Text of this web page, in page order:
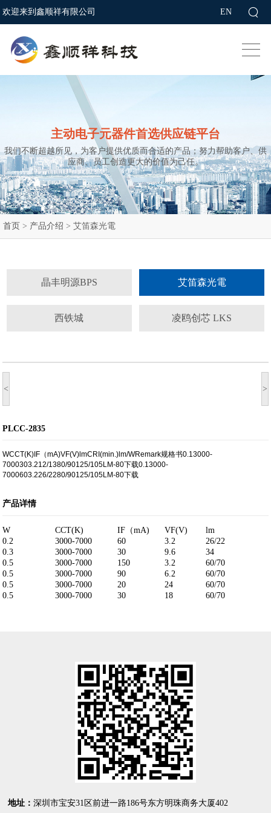
欢迎来到鑫顺祥有限公司 EN
主动电子元器件首选供应链平台
我们不断超越所见，为客户提供优质而合适的产品；努力帮助客户、供
应商、员工创造更大的价值为己任。
首页 > 产品介绍 > 艾笛森光電
晶丰明源BPS 艾笛森光電
西铁城 凌鸥创芯 LKS
< >
PLCC-2835
WCCT(K)IF（mA)VF(V)lmCRI(min.)lm/WRemark规格书0.13000-
7000303.212/1380/90125/105LM-80下载0.13000-
7000603.226/2280/90125/105LM-80下载
产品详情
W CCT(K) IF（mA) VF(V)
lm
0.2
3000-7000 60 3.2
26/22
0.3
3000-7000 30 9.6
34
0.5
3000-7000 150 3.2
60/70
0.5
3000-7000 90 6.2
60/70
0.5
3000-7000 20 24
60/70
0.5
3000-7000 30 18 60/70
地址：深圳市宝安31区前进一路186号东方明珠商务大厦402